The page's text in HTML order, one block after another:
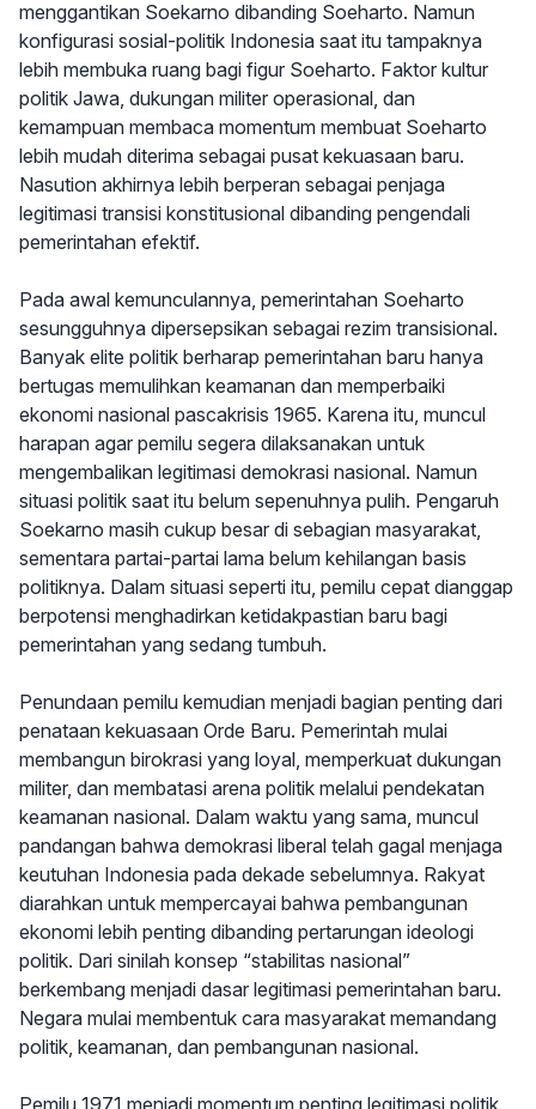
menggantikan Soekarno dibanding Soeharto. Namun
konfigurasi sosial-politik Indonesia saat itu tampaknya
lebih membuka ruang bagi figur Soeharto. Faktor kultur
politik Jawa, dukungan militer operasional, dan
kemampuan membaca momentum membuat Soeharto
lebih mudah diterima sebagai pusat kekuasaan baru.
Nasution akhirnya lebih berperan sebagai penjaga
legitimasi transisi konstitusional dibanding pengendali
pemerintahan efektif.
Pada awal kemunculannya, pemerintahan Soeharto
sesungguhnya dipersepsikan sebagai rezim transisional.
Banyak elite politik berharap pemerintahan baru hanya
bertugas memulihkan keamanan dan memperbaiki
ekonomi nasional pascakrisis 1965. Karena itu, muncul
harapan agar pemilu segera dilaksanakan untuk
mengembalikan legitimasi demokrasi nasional. Namun
situasi politik saat itu belum sepenuhnya pulih. Pengaruh
Soekarno masih cukup besar di sebagian masyarakat,
sementara partai-partai lama belum kehilangan basis
politiknya. Dalam situasi seperti itu, pemilu cepat dianggap
berpotensi menghadirkan ketidakpastian baru bagi
pemerintahan yang sedang tumbuh.
Penundaan pemilu kemudian menjadi bagian penting dari
penataan kekuasaan Orde Baru. Pemerintah mulai
membangun birokrasi yang loyal, memperkuat dukungan
militer, dan membatasi arena politik melalui pendekatan
keamanan nasional. Dalam waktu yang sama, muncul
pandangan bahwa demokrasi liberal telah gagal menjaga
keutuhan Indonesia pada dekade sebelumnya. Rakyat
diarahkan untuk mempercayai bahwa pembangunan
ekonomi lebih penting dibanding pertarungan ideologi
politik. Dari sinilah konsep “stabilitas nasional”
berkembang menjadi dasar legitimasi pemerintahan baru.
Negara mulai membentuk cara masyarakat memandang
politik, keamanan, dan pembangunan nasional.